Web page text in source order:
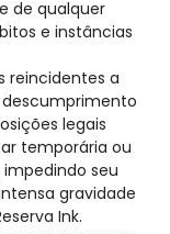
de qualquer
e instâncias
reincidentes a
descumprimento
legais
temporária ou
seu
gravidade
Ink.